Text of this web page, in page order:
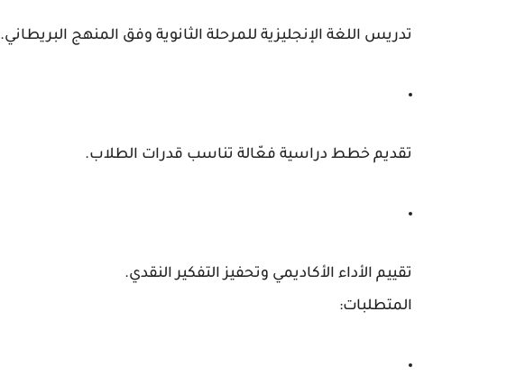
تدريس اللغة الإنجليزية للمرحلة الثانوية وفق المنهج البريطاني.
تقديم خطط دراسية فعّالة تناسب قدرات الطلاب.
تقييم الأداء الأكاديمي وتحفيز التفكير النقدي.
المتطلبات: